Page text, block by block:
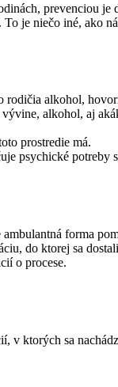
prevenciou
je niečo iné, ako
alkohol,
alkohol, aj
prostredie má.
psychické potreby
forma
do ktorej sa
o procese.
v ktorých sa